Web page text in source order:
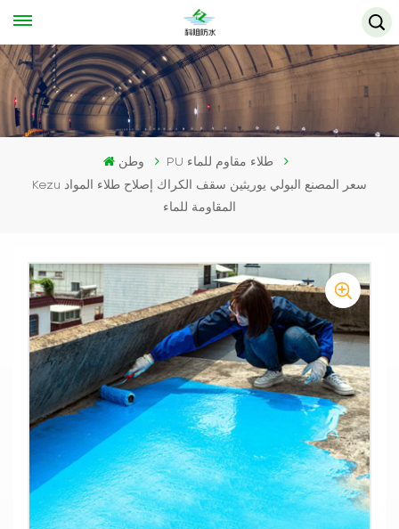
وطن
PU طلاء مقاوم للماء
Kezu سعر المصنع البولي يوريثين سقف الكراك إصلاح طلاء المواد
المقاومة للماء